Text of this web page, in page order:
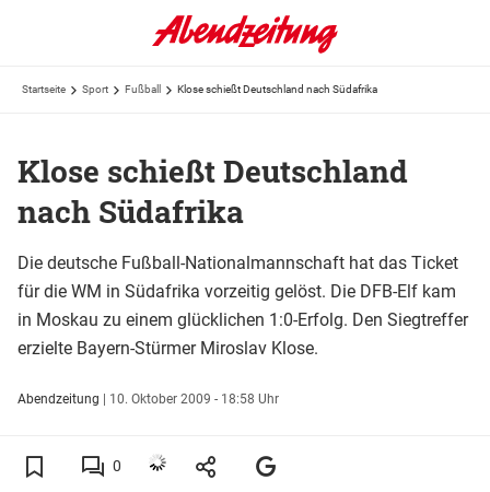
Startseite Sport Fußball Klose schießt Deutschland nach Südafrika
Klose schießt Deutschland
nach Südafrika
Die deutsche Fußball-Nationalmannschaft hat das Ticket
für die WM in Südafrika vorzeitig gelöst. Die DFB-Elf kam
in Moskau zu einem glücklichen 1:0-Erfolg. Den Siegtreffer
erzielte Bayern-Stürmer Miroslav Klose.
Abendzeitung | 10. Oktober 2009 - 18:58 Uhr
0